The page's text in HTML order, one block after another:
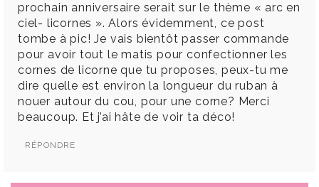
prochain anniversaire serait sur le thème « arc en
ciel- licornes ». Alors évidemment, ce post
tombe à pic! Je vais bientôt passer commande
pour avoir tout le matis pour confectionner les
cornes de licorne que tu proposes, peux-tu me
dire quelle est environ la longueur du ruban à
nouer autour du cou, pour une corne? Merci
beaucoup. Et j’ai hâte de voir ta déco!
RÉPONDRE